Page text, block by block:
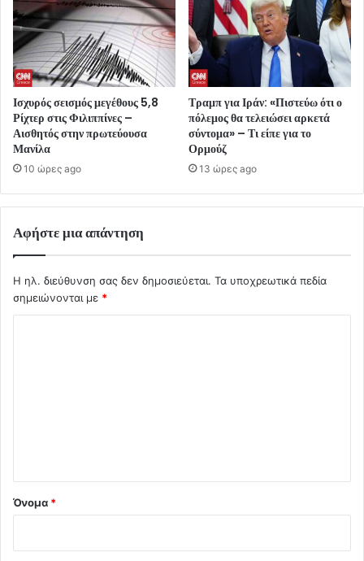
Ισχυρός σεισμός μεγέθους 5,8
Ρίχτερ στις Φιλιππίνες –
Αισθητός στην πρωτεύουσα
Μανίλα
10 ώρες ago
Τραμπ για Ιράν: «Πιστεύω ότι ο
πόλεμος θα τελειώσει αρκετά
σύντομα» – Τι είπε για το
Ορμούζ
13 ώρες ago
Αφήστε μια απάντηση
Η ηλ. διεύθυνση σας δεν δημοσιεύεται. Τα υποχρεωτικά πεδία
σημειώνονται με *
Όνομα *